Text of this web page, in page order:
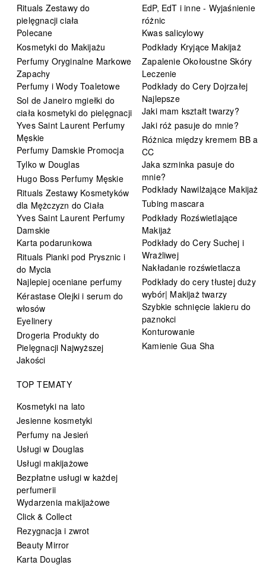
Rituals Zestawy do
pielęgnacji ciała
Polecane
Kosmetyki do Makijażu
Perfumy Oryginalne Markowe
Zapachy
Perfumy i Wody Toaletowe
Sol de Janeiro mgiełki do
ciała kosmetyki do pielęgnacji
Yves Saint Laurent Perfumy
Męskie
Perfumy Damskie Promocja
Tylko w Douglas
Hugo Boss Perfumy Męskie
Rituals Zestawy Kosmetyków
dla Mężczyzn do Ciała
Yves Saint Laurent Perfumy
Damskie
Karta podarunkowa
Rituals Pianki pod Prysznic i
do Mycia
Najlepiej oceniane perfumy
Kérastase Olejki i serum do
włosów
Eyelinery
Drogeria Produkty do
Pielęgnacji Najwyższej
Jakości
EdP, EdT i inne - Wyjaśnienie
różnic
Kwas salicylowy
Podkłady Kryjące Makijaż
Zapalenie Okołoustne Skóry
Leczenie
Podkłady do Cery Dojrzałej
Najlepsze
Jaki mam kształt twarzy?
Jaki róż pasuje do mnie?
Różnica między kremem BB a
CC
Jaka szminka pasuje do
mnie?
Podkłady Nawilżające Makijaż
Tubing mascara
Podkłady Rozświetlające
Makijaż
Podkłady do Cery Suchej i
Wrażliwej
Nakładanie rozświetlacza
Podkłady do cery tłustej duży
wybór| Makijaż twarzy
Szybkie schnięcie lakieru do
paznokci
Konturowanie
Kamienie Gua Sha
TOP TEMATY
Kosmetyki na lato
Jesienne kosmetyki
Perfumy na Jesień
Usługi w Douglas
Usługi makijażowe
Bezpłatne usługi w każdej
perfumerii
Wydarzenia makijażowe
Click & Collect
Rezygnacja i zwrot
Beauty Mirror
Karta Douglas